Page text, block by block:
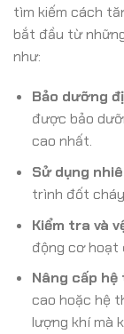
tìm kiếm cách
bắt đầu từ
như:
Bảo dưỡng
được bảo
cao nhất.
Sử dụng
trình đốt
Kiểm tra và
động cơ hoạt
Nâng cấp
cao hoặc hệ
lượng khí mà